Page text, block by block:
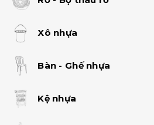
Xô nhựa
Bàn - Ghế nhựa
Kệ nhựa